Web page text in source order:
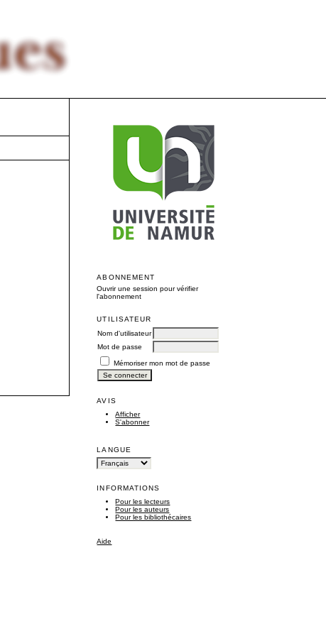
ABONNEMENT
Ouvrir une session pour vérifier
l'abonnement
UTILISATEUR
Nom d'utilisateur
Mot de passe
Mémoriser mon mot de passe
AVIS
Afficher
S'abonner
LANGUE
INFORMATIONS
Pour les lecteurs
Pour les auteurs
Pour les bibliothécaires
Aide